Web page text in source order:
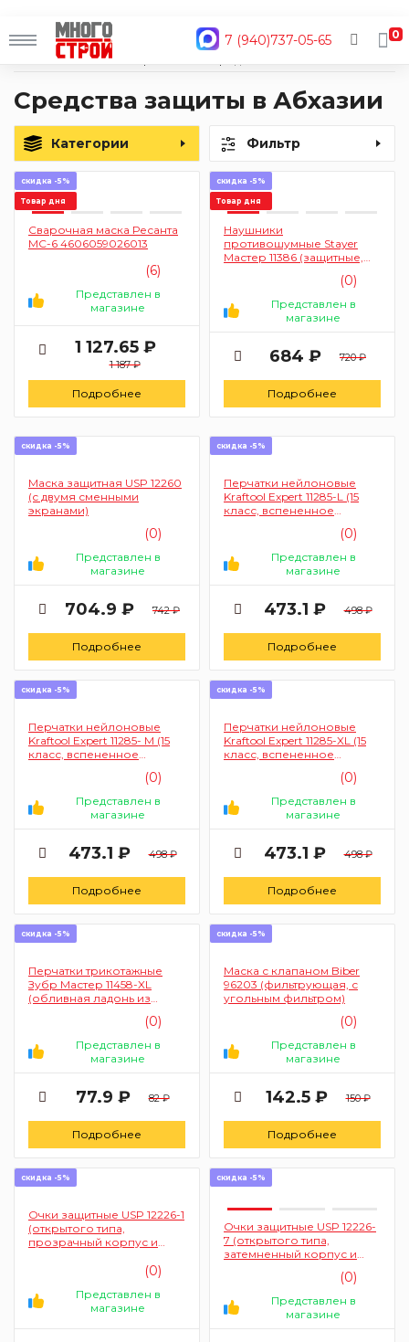
7 (940)737-05-65
0
Главная
Каталог
Средства защиты в Абхазии
Категории Фильтр
скидка -5%
Товар дня
Сварочная маска Ресанта
МС-6 4606059026013
(6)
Представлен в
магазине
1 127.65 ₽
1 187 ₽
Подробнее
скидка -5%
Товар дня
Наушники
противошумные Stayer
Мастер 11386 (защитные,
(0)
Представлен в
магазине
684 ₽ 720 ₽
Подробнее
скидка -5%
Маска защитная USP 12260
(с двумя сменными
экранами)
(0)
Представлен в
магазине
704.9 ₽ 742 ₽
Подробнее
скидка -5%
Перчатки нейлоновые
Kraftool Expert 11285-L (15
класс, вспененное
(0)
Представлен в
магазине
473.1 ₽ 498 ₽
Подробнее
скидка -5%
Перчатки нейлоновые
Kraftool Expert 11285- M (15
класс, вспененное
(0)
Представлен в
магазине
473.1 ₽ 498 ₽
Подробнее
скидка -5%
Перчатки нейлоновые
Kraftool Expert 11285-XL (15
класс, вспененное
(0)
Представлен в
магазине
473.1 ₽ 498 ₽
Подробнее
скидка -5%
Перчатки трикотажные
Зубр Мастер 11458-XL
(обливная ладонь из
(0)
Представлен в
магазине
77.9 ₽ 82 ₽
Подробнее
скидка -5%
Маска с клапаном Biber
96203 (фильтрующая, с
угольным фильтром)
(0)
Представлен в
магазине
142.5 ₽ 150 ₽
Подробнее
скидка -5%
Очки защитные USP 12226-1
(открытого типа,
прозрачный корпус и
(0)
Представлен в
магазине
скидка -5%
Очки защитные USP 12226-
7 (открытого типа,
затемненный корпус и
(0)
Представлен в
магазине